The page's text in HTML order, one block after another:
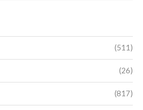
(511)
(26)
(817)